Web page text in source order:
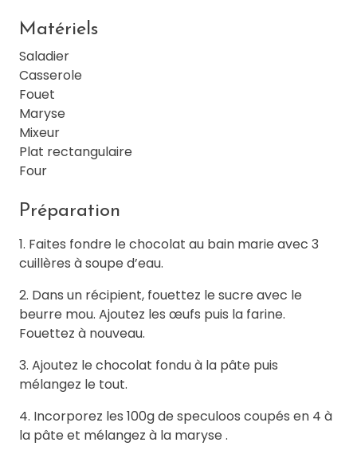
Matériels
Saladier
Casserole
Fouet
Maryse
Mixeur
Plat rectangulaire
Four
Préparation
1. Faites fondre le chocolat au bain marie avec 3
cuillères à soupe d’eau.
2. Dans un récipient, fouettez le sucre avec le
beurre mou. Ajoutez les œufs puis la farine.
Fouettez à nouveau.
3. Ajoutez le chocolat fondu à la pâte puis
mélangez le tout.
4. Incorporez les 100g de speculoos coupés en 4 à
la pâte et mélangez à la maryse .